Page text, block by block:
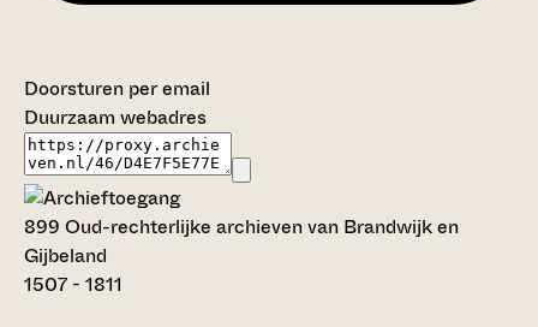
Doorsturen per email
Duurzaam webadres
899 Oud-rechterlijke archieven van Brandwijk en
Gijbeland
1507 - 1811